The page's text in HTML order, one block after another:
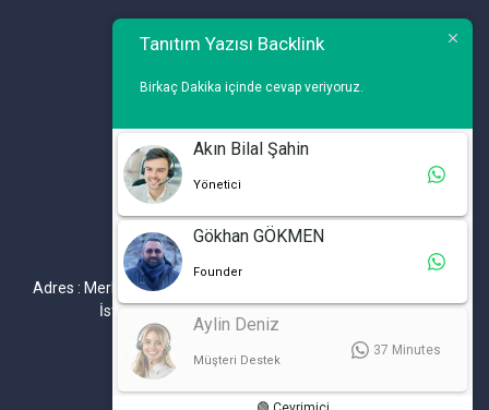
İLETİŞİM
Telefon : 0 212 461 75 87
WhatsApp : 0 212 461 75 87
E-mail :
Adres : Merkez Mh. DeğirmenBahçe Cd. A1 A Blok D : 19 Kat :1
İstwest Rezidans Bahçelievler / İSTANBUL
Tanıtım Yazısı Backlink
Birkaç Dakika içinde cevap veriyoruz.
Aylin Deniz
Müşteri Destek
37 Minutes
Akın Bilal Şahin
Yönetici
Gökhan GÖKMEN
Founder